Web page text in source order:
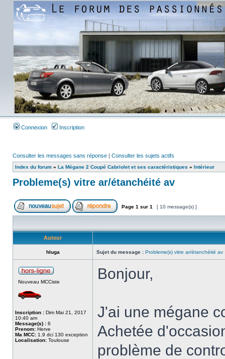
Connexion Inscription
Consulter les messages sans réponse | Consulter les sujets actifs
Index du forum » La Mégane 2 Coupé Cabriolet et ses caractéristiques » Intérieur
Probleme(s) vitre ar/étanchéité av
Page 1 sur 1 [ 10 message(s) ]
Auteur
hluga Sujet du message : Probleme(s) vitre ar/étanchéité av
Nouveau MCCiste
Inscription : Dim Mai 21, 2017
10:40 am
Message(s) : 6
Prenom: Herve
Ma MCC: 1.9 dci 130 exception
Localisation: Toulouse
Bonjour,
J'ai une mégane
Achetée
problème de